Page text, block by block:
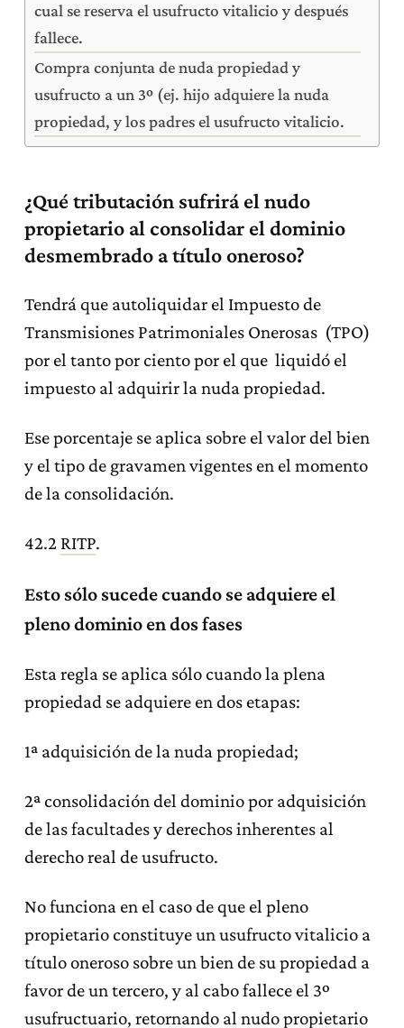
cual se reserva el usufructo vitalicio y después
fallece.
Compra conjunta de nuda propiedad y
usufructo a un 3º (ej. hijo adquiere la nuda
propiedad, y los padres el usufructo vitalicio.
¿Qué tributación sufrirá el nudo
propietario al consolidar el dominio
desmembrado a título oneroso?
Tendrá que autoliquidar el Impuesto de
Transmisiones Patrimoniales Onerosas (TPO)
por el tanto por ciento por el que liquidó el
impuesto al adquirir la nuda propiedad.
Ese porcentaje se aplica sobre el valor del bien
y el tipo de gravamen vigentes en el momento
de la consolidación.
42.2 RITP.
Esto sólo sucede cuando se adquiere el
pleno dominio en dos fases
Esta regla se aplica sólo cuando la plena
propiedad se adquiere en dos etapas:
1ª adquisición de la nuda propiedad;
2ª consolidación del dominio por adquisición
de las facultades y derechos inherentes al
derecho real de usufructo.
No funciona en el caso de que el pleno
propietario constituye un usufructo vitalicio a
título oneroso sobre un bien de su propiedad a
favor de un tercero, y al cabo fallece el 3º
usufructuario, retornando al nudo propietario